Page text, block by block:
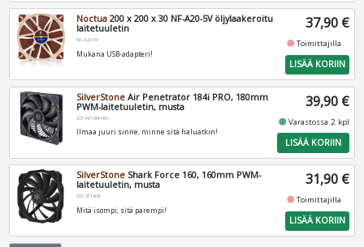
Noctua 200 x 200 x 30 NF-A20-5V öljylaakeroitu
laitetuuletin
NF-A20-5V
Mukana USB-adapteri!
37,90 €
fiber_manual_recordToimittajilla
LISÄÄ KORIIN
SilverStone Air Penetrator 184i PRO, 180mm
PWM-laitetuuletin, musta
SST-AP184I-PRO
Ilmaa juuri sinne, minne sitä haluatkin!
39,90 €
fiber_manual_recordVarastossa 2 kpl
LISÄÄ KORIIN
SilverStone Shark Force 160, 160mm PWM-
laitetuuletin, musta
SST-SF160B
Mitä isompi, sitä parempi!
31,90 €
fiber_manual_recordToimittajilla
LISÄÄ KORIIN